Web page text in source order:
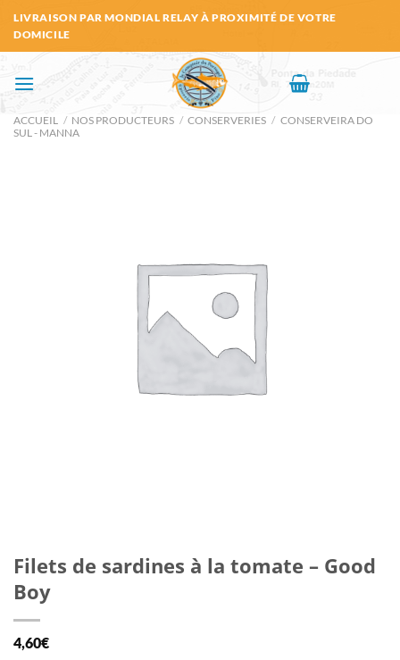
Passer
au
contenu
LIVRAISON PAR MONDIAL RELAY À PROXIMITÉ DE VOTRE
DOMICILE
ACCUEIL / NOS PRODUCTEURS / CONSERVERIES / CONSERVEIRA DO
SUL - MANNA
Filets de sardines à la tomate – Good
Boy
4,60€